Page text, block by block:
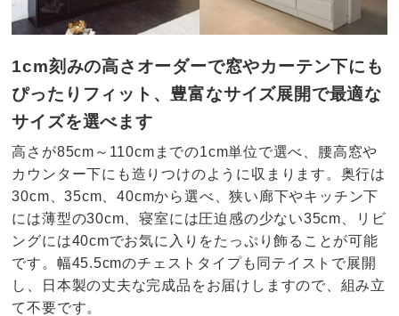
1cm刻みの高さオーダーで窓やカーテン下にも
ぴったりフィット、豊富なサイズ展開で最適な
サイズを選べます
高さが85cm～110cmまでの1cm単位で選べ、腰高窓や
カウンター下にも造りつけのように収まります。奥行は
30cm、35cm、40cmから選べ、狭い廊下やキッチン下
には薄型の30cm、寝室には圧迫感の少ない35cm、リビ
ングには40cmでお気に入りをたっぷり飾ることが可能
です。幅45.5cmのチェストタイプも同テイストで展開
し、日本製の丈夫な完成品をお届けしますので、組み立
て不要です。